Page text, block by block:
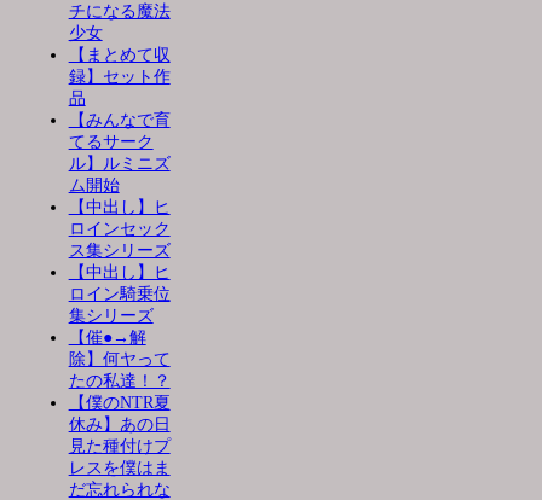
チになる魔法
少女
【まとめて収
録】セット作
品
【みんなで育
てるサーク
ル】ルミニズ
ム開始
【中出し】ヒ
ロインセック
ス集シリーズ
【中出し】ヒ
ロイン騎乗位
集シリーズ
【催●→解
除】何ヤって
たの私達！？
【僕のNTR夏
休み】あの日
見た種付けプ
レスを僕はま
だ忘れられな